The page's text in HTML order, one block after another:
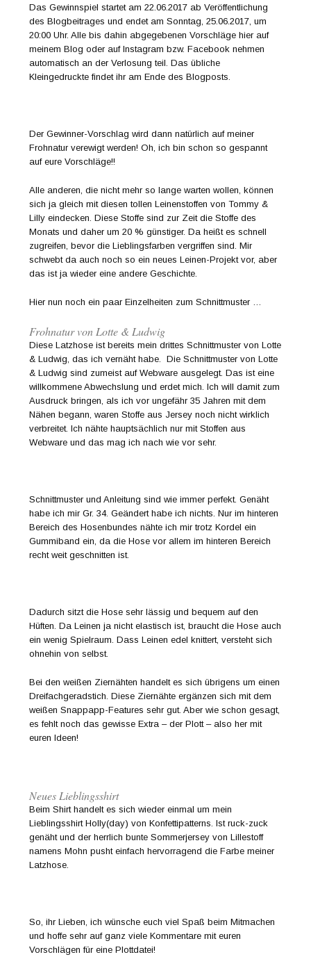
Das Gewinnspiel startet am 22.06.2017 ab Veröffentlichung
des Blogbeitrages und endet am Sonntag, 25.06.2017, um
20:00 Uhr. Alle bis dahin abgegebenen Vorschläge hier auf
meinem Blog oder auf Instagram bzw. Facebook nehmen
automatisch an der Verlosung teil. Das übliche
Kleingedruckte findet ihr am Ende des Blogposts.
Der Gewinner-Vorschlag wird dann natürlich auf meiner
Frohnatur verewigt werden! Oh, ich bin schon so gespannt
auf eure Vorschläge!!
Alle anderen, die nicht mehr so lange warten wollen, können
sich ja gleich mit diesen tollen Leinenstoffen von Tommy &
Lilly eindecken. Diese Stoffe sind zur Zeit die Stoffe des
Monats und daher um 20 % günstiger. Da heißt es schnell
zugreifen, bevor die Lieblingsfarben vergriffen sind. Mir
schwebt da auch noch so ein neues Leinen-Projekt vor, aber
das ist ja wieder eine andere Geschichte.
Hier nun noch ein paar Einzelheiten zum Schnittmuster …
Frohnatur von Lotte & Ludwig
Diese Latzhose ist bereits mein drittes Schnittmuster von Lotte
& Ludwig, das ich vernäht habe. Die Schnittmuster von Lotte
& Ludwig sind zumeist auf Webware ausgelegt. Das ist eine
willkommene Abwechslung und erdet mich. Ich will damit zum
Ausdruck bringen, als ich vor ungefähr 35 Jahren mit dem
Nähen begann, waren Stoffe aus Jersey noch nicht wirklich
verbreitet. Ich nähte hauptsächlich nur mit Stoffen aus
Webware und das mag ich nach wie vor sehr.
Schnittmuster und Anleitung sind wie immer perfekt. Genäht
habe ich mir Gr. 34. Geändert habe ich nichts. Nur im hinteren
Bereich des Hosenbundes nähte ich mir trotz Kordel ein
Gummiband ein, da die Hose vor allem im hinteren Bereich
recht weit geschnitten ist.
Dadurch sitzt die Hose sehr lässig und bequem auf den
Hüften. Da Leinen ja nicht elastisch ist, braucht die Hose auch
ein wenig Spielraum. Dass Leinen edel knittert, versteht sich
ohnehin von selbst.
Bei den weißen Ziernähten handelt es sich übrigens um einen
Dreifachgeradstich. Diese Ziernähte ergänzen sich mit dem
weißen Snappapp-Features sehr gut. Aber wie schon gesagt,
es fehlt noch das gewisse Extra – der Plott – also her mit
euren Ideen!
Neues Lieblingsshirt
Beim Shirt handelt es sich wieder einmal um mein
Lieblingsshirt Holly(day) von Konfettipatterns. Ist ruck-zuck
genäht und der herrlich bunte Sommerjersey von Lillestoff
namens Mohn pusht einfach hervorragend die Farbe meiner
Latzhose.
So, ihr Lieben, ich wünsche euch viel Spaß beim Mitmachen
und hoffe sehr auf ganz viele Kommentare mit euren
Vorschlägen für eine Plottdatei!